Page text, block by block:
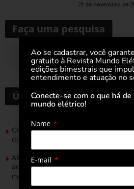
21 de novembro de
Faça uma pesquisa
Últimas notícias
CPFL Energia e TIM se unem para
distribuição do futuro com tecnologia
AMIG Brasil convida pré-candidatos
ao Senado para discutir propostas
mineradores e afetados
Ao se cadastrar, você
gratuito à Revista Mundo
edições bimestrais que
entendimento e atuação no
Conecte-se com o que há
mundo elétrico!
Nome
E-mail